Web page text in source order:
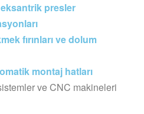
presler
fırınları ve dolum
montaj hatları
ve CNC makineleri